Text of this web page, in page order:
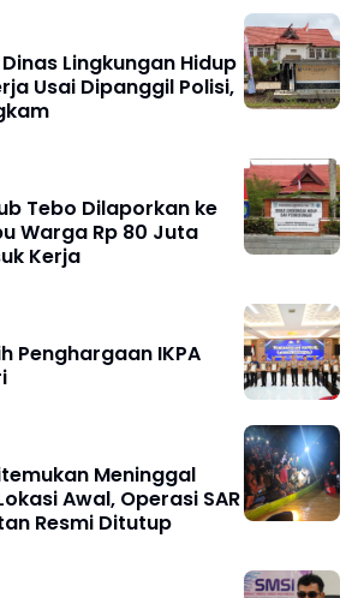
Lingkungan Hidup
Usai Dipanggil Polisi,
Tebo Dilaporkan ke
Warga Rp 80 Juta
Kerja
Penghargaan IKPA
Meninggal
Awal, Operasi SAR
Resmi Ditutup